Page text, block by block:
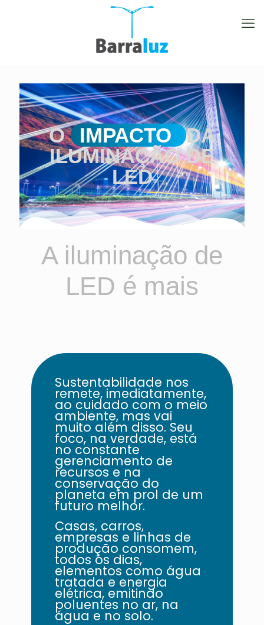
O IMPACTO
DA
ILUMINAÇÃO DE
LED
A iluminação de
LED é mais
Sustentabilidade nos
remete, imediatamente,
ao cuidado com o meio
ambiente, mas vai
muito além disso. Seu
foco, na verdade, está
no constante
gerenciamento de
recursos e na
conservação do
planeta em prol de um
futuro melhor.
Casas, carros,
empresas e linhas de
produção consomem,
todos os dias,
elementos como água
tratada e energia
elétrica, emitindo
poluentes no ar, na
água e no solo.